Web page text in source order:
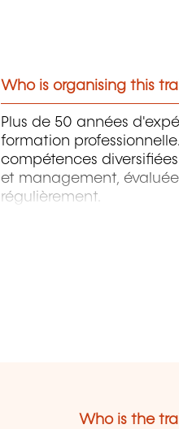
Who is organising this
Plus de 50 années
formation
compétences
et management,
régulièrement.
Who is the